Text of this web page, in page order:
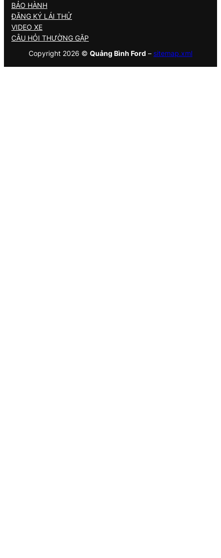
BẢO HÀNH
ĐĂNG KÝ LÁI THỬ
VIDEO XE
CÂU HỎI THƯỜNG GẶP
Copyright 2026 © Quảng Bình Ford – sitemap.xml